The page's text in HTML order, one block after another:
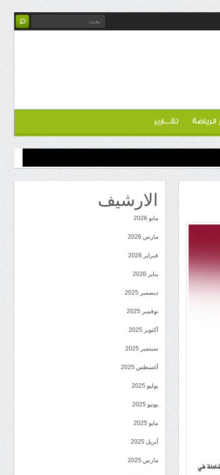
الرياضة تقـــارير
الارشيف
مايو 2026
مارس 2026
فبراير 2026
يناير 2026
ديسمبر 2025
نوفمبر 2025
أكتوبر 2025
سبتمبر 2025
أغسطس 2025
يوليو 2025
يونيو 2025
مايو 2025
أبريل 2025
مارس 2025